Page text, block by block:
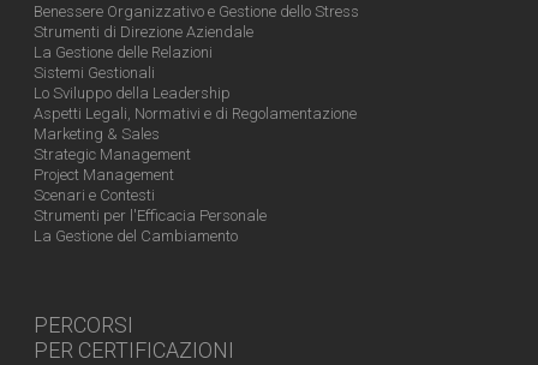
Benessere Organizzativo e Gestione dello Stress
Strumenti di Direzione Aziendale
La Gestione delle Relazioni
Sistemi Gestionali
Lo Sviluppo della Leadership
Aspetti Legali, Normativi e di Regolamentazione
Marketing & Sales
Strategic Management
Project Management
Scenari e Contesti
Strumenti per l'Efficacia Personale
La Gestione del Cambiamento
PERCORSI
PER CERTIFICAZIONI